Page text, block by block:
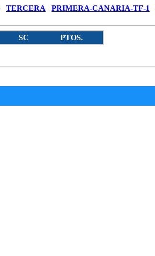
TERCERA PRIMERA-CANARIA-TF-1
SC PTOS.